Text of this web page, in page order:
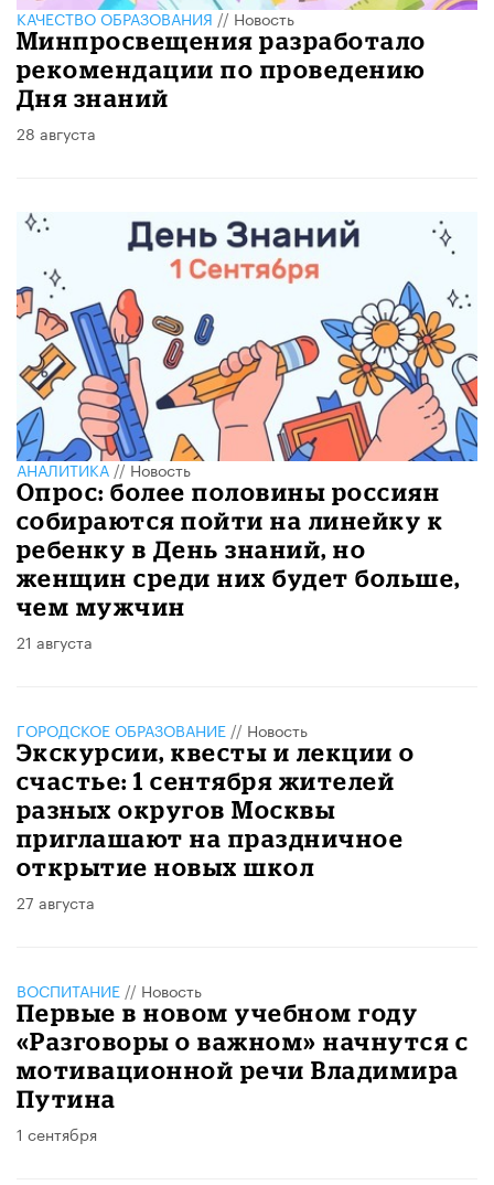
КАЧЕСТВО ОБРАЗОВАНИЯ//Новость
Минпросвещения разработало
рекомендации по проведению
Дня знаний
28 августа
АНАЛИТИКА//Новость
Опрос: более половины россиян
собираются пойти на линейку к
ребенку в День знаний, но
женщин среди них будет больше,
чем мужчин
21 августа
ГОРОДСКОЕ ОБРАЗОВАНИЕ // Новость
Экскурсии, квесты и лекции о
счастье: 1 сентября жителей
разных округов Москвы
приглашают на праздничное
открытие новых школ
27 августа
ВОСПИТАНИЕ // Новость
Первые в новом учебном году
«Разговоры о важном» начнутся с
мотивационной речи Владимира
Путина
1 сентября